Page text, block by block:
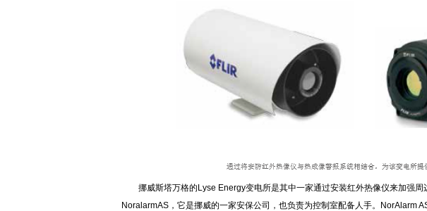
挪威斯塔万格的Lyse Energy变电所是其中一家通过安装红外热像仪来加强
NoralarmAS，它是挪威的一家安保公司，也负责为控制室配备人手。NorAlarm